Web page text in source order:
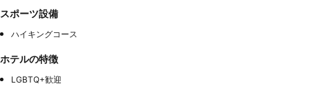
スポーツ設備
ハイキングコース
ホテルの特徴
LGBTQ+歓迎